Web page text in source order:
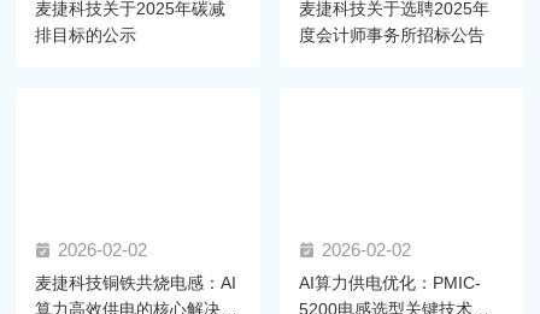
麦捷科技关于2025年碳减
排目标的公示
麦捷科技关于选聘2025年
度会计师事务所招标公告
2026-02-02
麦捷科技铜铁共烧电感：AI
算力高效供电的核心解决方
2026-02-02
AI算力供电优化：PMIC-
5200电感选型关键技术与